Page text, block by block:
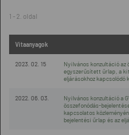
1 - 2. oldal
Vitaanyagok
2023. 02. 15
Nyilvános konzultáció az
egyszerűsített űrlap, a
eljárásokhoz kapcsolódó
2022. 06. 03.
Nyilvános konzultáció a
összefonódás-
kapcsolatos
bejelentési űrlap és az